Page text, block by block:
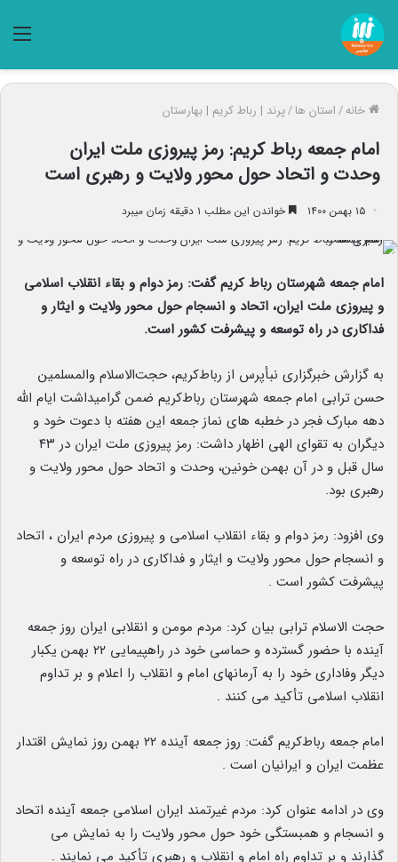
خانه/استان ها/پرند | رباط کریم | بهارستان
امام جمعه رباط کریم: رمز پیروزی ملت ایران
وحدت و اتحاد حول محور ولایت و رهبری است
۱۵ بهمن ۱۴۰۰ خواندن این مطلب ۱ دقیقه زمان میبرد
امام جمعه شهرستان رباط کریم گفت: رمز دوام و بقاء انقلاب اسلامی
و پیروزی ملت ایران، اتحاد و انسجام حول محور ولایت و ایثار و
فداکاری در راه توسعه و پیشرفت کشور است.
به گزارش خبرگزاری نبأپرس از رباط‌کریم، حجت‌الاسلام والمسلمین
حسن ترابی امام‌ جمعه شهرستان رباط‌کریم ضمن گرامیداشت ایام الله
دهه مبارک فجر در خطبه های نماز جمعه این هفته با دعوت خود و
دیگران به تقوای الهی اظهار داشت: رمز پیروزی ملت ایران در ۴۳
سال قبل و در آن بهمن خونین، وحدت و اتحاد حول محور ولایت و
رهبری بود.
وی افزود: رمز دوام و بقاء انقلاب اسلامی و پیروزی مردم ایران ، اتحاد
و انسجام حول محور ولایت و ایثار و فداکاری در راه توسعه و
پیشرفت کشور است .
حجت الاسلام ترابی بیان کرد: مردم مومن و انقلابی ایران روز جمعه
آینده با حضور گسترده و حماسی خود در راهپیمایی ۲۲ بهمن یکبار
دیگر وفاداری خود را به آرمانهای امام و انقلاب را اعلام و بر تداوم
انقلاب اسلامی تأکید می کنند .
امام جمعه رباط‌کریم گفت: روز جمعه آینده ۲۲ بهمن روز نمایش اقتدار
عظمت ایران و ایرانیان است .
وی در ادامه عنوان کرد: مردم غیرتمند ایران اسلامی جمعه آینده اتحاد
و انسجام و همبستگی خود حول محور ولایت را به نمایش می
گذارند و بر تداوم راه امام و انقلاب و رهبری تأکید می نمایند .